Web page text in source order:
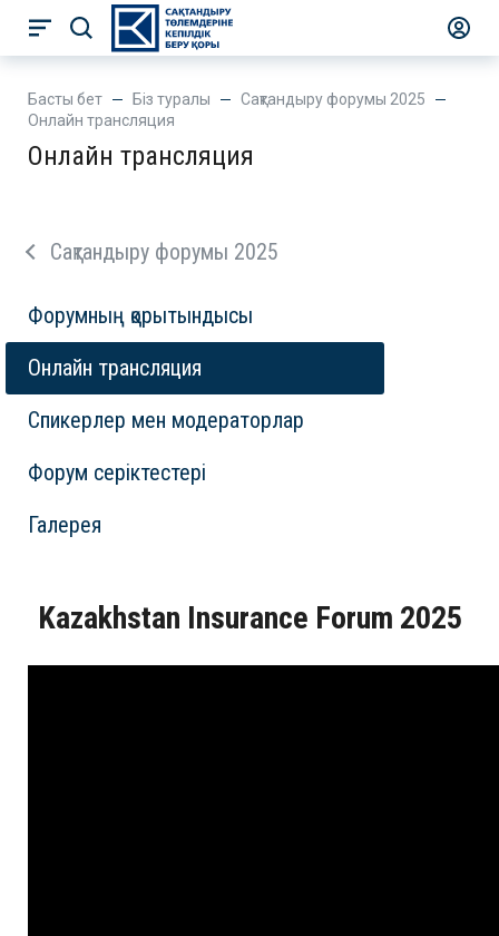
Басты бет Біз туралы
Сақтандыру форумы 2025
Онлайн трансляция
Онлайн трансляция
Сақтандыру форумы 2025
Форумның қорытындысы
Онлайн трансляция
Спикерлер мен модераторлар
Форум серіктестері
Галерея
Kazakhstan Insurance Forum 2025